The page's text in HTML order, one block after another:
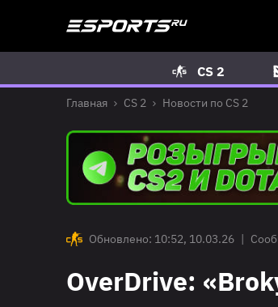
CS 2
Главная CS 2 Новости по CS 2
Обновлено: 10:52, 10.03.26 |
OverDrive: